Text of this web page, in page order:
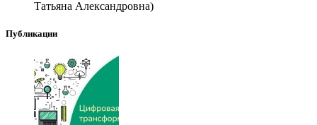
Татьяна Александровна)
Публикации